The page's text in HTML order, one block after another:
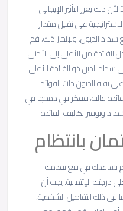
ذلك يعزز التأثير الإيجابي
على تقليل مقدار
سداد الديون. ولإنجاز ذلك، قم
من الأعلى إلى الأدنى.
الدين ذو الفائدة الأعلى
بقية الديون ذات الفوائد
عالية، ففكر في دمجها في
وتوفير تكاليف الفائدة.
بانتظام
يساعدك في تتبع تقدمك
الإئتمانية. يجب أن
في ذلك التفاصيل الشخصية،